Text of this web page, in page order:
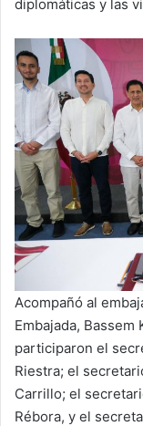
diplomáticas y las
Acompañó al
Embajada,
participaron el
Riestra; el
Carrillo; el
Rébora, y el